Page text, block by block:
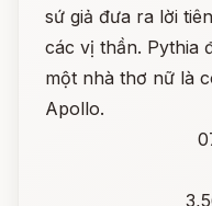
sứ giả đưa ra lời
các vị thần. Pythia
một nhà thơ nữ là
Apollo.